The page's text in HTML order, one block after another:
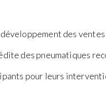
des ventes
des pneumatiques
pour leurs